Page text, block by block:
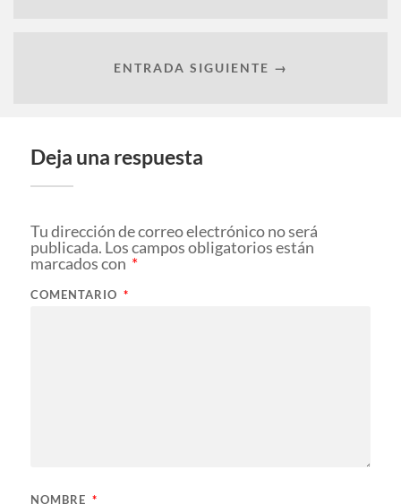
ENTRADA SIGUIENTE →
Deja una respuesta
Tu dirección de correo electrónico no será
publicada. Los campos obligatorios están
marcados con *
COMENTARIO *
NOMBRE *